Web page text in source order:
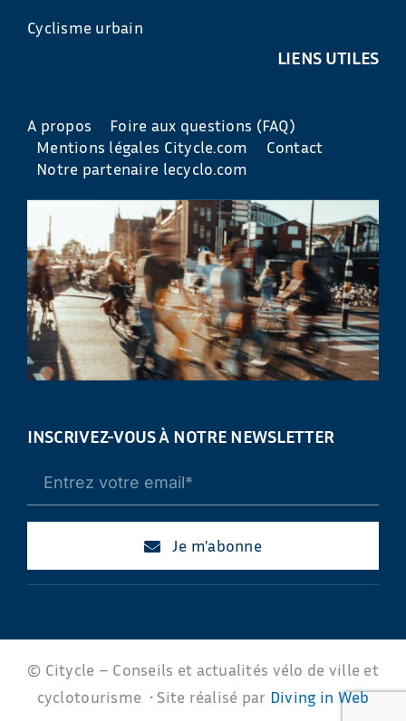
Cyclisme urbain
LIENS UTILES
A propos
Foire aux questions (FAQ)
Mentions légales Citycle.com
Contact
Notre partenaire lecyclo.com
INSCRIVEZ-VOUS À NOTRE NEWSLETTER
Je m'abonne
© Citycle – Conseils et actualités vélo de ville et
cyclotourisme • Site réalisé par Diving in Web